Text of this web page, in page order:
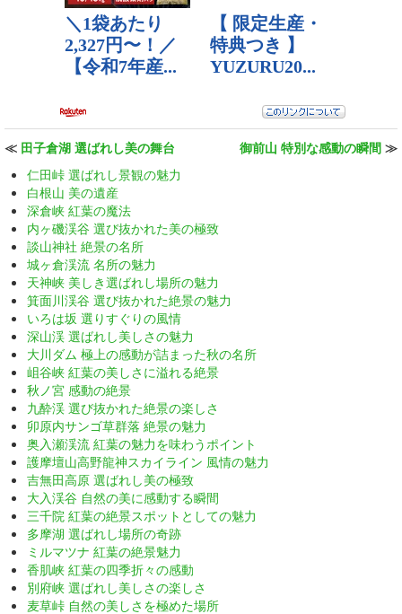
≪ 田子倉湖 選ばれし美の舞台 御前山 特別な感動の瞬間 ≫
仁田峠 選ばれし景観の魅力
白根山 美の遺産
深倉峡 紅葉の魔法
内ヶ磯渓谷 選び抜かれた美の極致
談山神社 絶景の名所
城ヶ倉渓流 名所の魅力
天神峡 美しき選ばれし場所の魅力
箕面川渓谷 選び抜かれた絶景の魅力
いろは坂 選りすぐりの風情
深山渓 選ばれし美しさの魅力
大川ダム 極上の感動が詰まった秋の名所
岨谷峡 紅葉の美しさに溢れる絶景
秋ノ宮 感動の絶景
九酔渓 選び抜かれた絶景の楽しさ
卯原内サンゴ草群落 絶景の魅力
奥入瀬渓流 紅葉の魅力を味わうポイント
護摩壇山高野龍神スカイライン 風情の魅力
吉無田高原 選ばれし美の極致
大入渓谷 自然の美に感動する瞬間
三千院 紅葉の絶景スポットとしての魅力
多摩湖 選ばれし場所の奇跡
ミルマツナ 紅葉の絶景魅力
香肌峡 紅葉の四季折々の感動
別府峡 選ばれし美しさの楽しさ
麦草峠 自然の美しさを極めた場所